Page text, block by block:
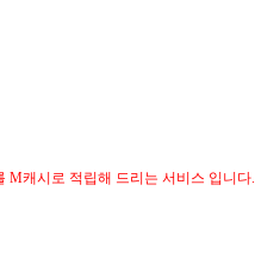
M캐시로 적립해 드리는 서비스 입니다.